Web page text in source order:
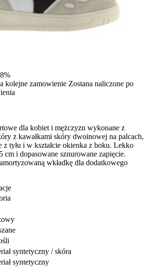
kolejne zamowienie Zostana naliczone po
dla kobiet i mężczyzn wykonane z
z kawałkami skóry dwoinowej na palcach,
tyłu i w kształcie okienka z boku. Lekko
cm i dopasowane sznurowane zapięcie.
wkładkę dla dodatkowego
syntetyczny / skóra
syntetyczny